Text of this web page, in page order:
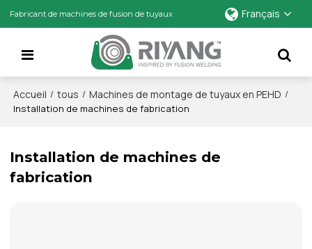
Fabricant de machines de fusion de tuyaux Français
Accueil / tous / Machines de montage de tuyaux en PEHD /
Installation de machines de fabrication
Installation de machines de
fabrication